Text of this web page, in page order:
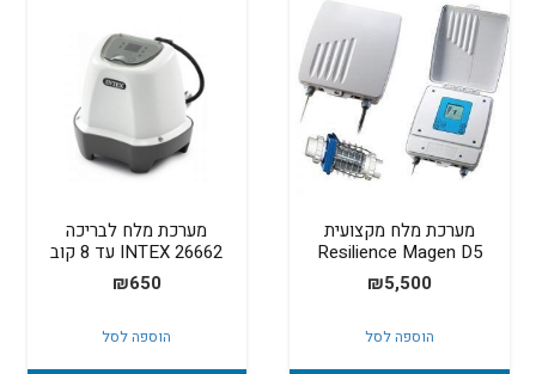
מערכת מלח מקצועית
Resilience Magen D5
₪5,500
הוספה לסל
מערכת מלח לבריכה
INTEX 26662 עד 8 קוב
₪650
הוספה לסל